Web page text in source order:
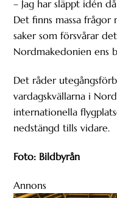
– Jag har släppt idén
Det finns massa
saker som försvårar
Nordmakedonien ens
Det råder
vardagskvällarna i
internationella
nedstängd tills vidare.
Foto: Bildbyrån
Annons